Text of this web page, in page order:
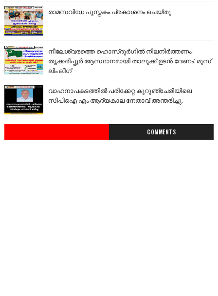
രാമസവിധേ പുസ്തകം പ്രകാശനം ചെയ്തു
നീലേശ്വരത്തെ ഹൊസ്ദുർഗിൽ നിലനിർത്തണം;
തൃക്കരിപ്പൂർ ആസ്ഥാനമായി താലൂക്ക് ഉടൻ വേണം: മുസ്
ലിം ലീഗ്
വാഹനാപകടത്തിൽ പരിക്കേറ്റ കുറുഞ്ചേരിയിലെ
സിപിഐ എം ആദ്യകാല നേതാവ് അന്തരിച്ചു.
COMMENTS